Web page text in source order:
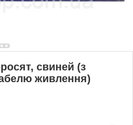
свиней (з
живлення)